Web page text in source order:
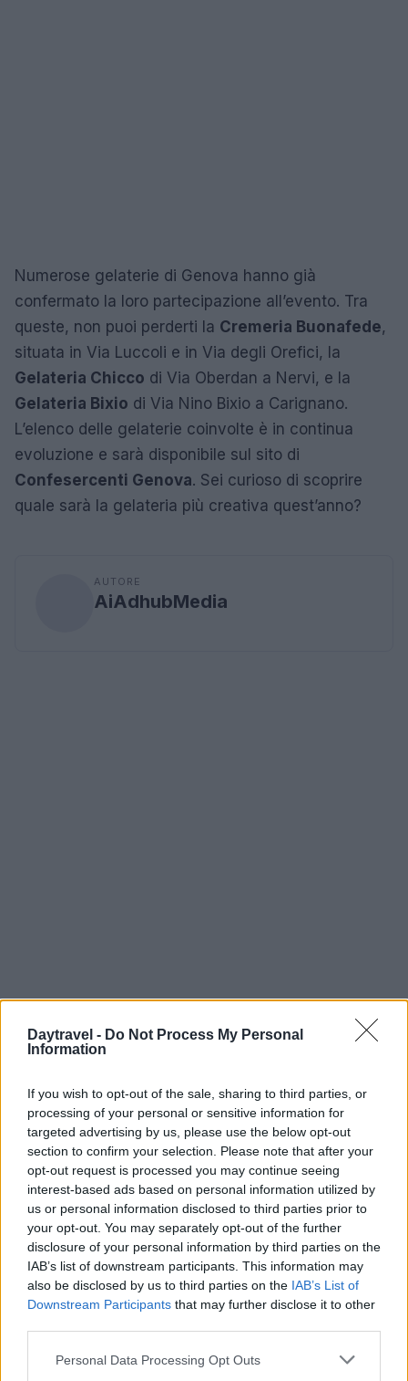
Daytravel - Do Not Process My Personal
Information
If you wish to opt-out of the sale, sharing to third parties, or
processing of your personal or sensitive information for
targeted advertising by us, please use the below opt-out
section to confirm your selection. Please note that after your
opt-out request is processed you may continue seeing
interest-based ads based on personal information utilized by
us or personal information disclosed to third parties prior to
your opt-out. You may separately opt-out of the further
disclosure of your personal information by third parties on the
IAB’s list of downstream participants. This information may
also be disclosed by us to third parties on the IAB’s List of
Downstream Participants that may further disclose it to other
Please note that this website/app uses one or more Google
Personal Data Processing Opt Outs
Numerose gelaterie di Genova hanno già
confermato la loro partecipazione all’evento. Tra
queste, non puoi perderti la Cremeria Buonafede,
situata in Via Luccoli e in Via degli Orefici, la
Gelateria Chicco di Via Oberdan a Nervi, e la
Gelateria Bixio di Via Nino Bixio a Carignano.
L’elenco delle gelaterie coinvolte è in continua
evoluzione e sarà disponibile sul sito di
Confesercenti Genova. Sei curioso di scoprire
quale sarà la gelateria più creativa quest’anno?
AUTORE
AiAdhubMedia
FUORI PORTA